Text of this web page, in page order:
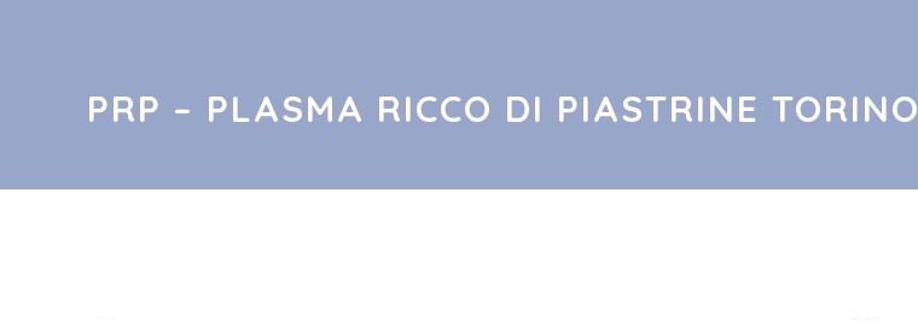
PRP – PLASMA RICCO DI PIASTRINE TORINO